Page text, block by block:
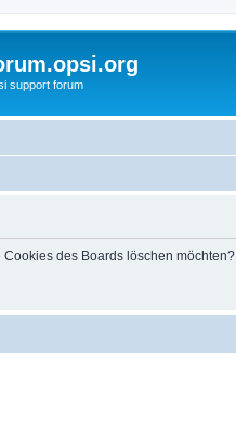
support forum
des Boards löschen möchten?